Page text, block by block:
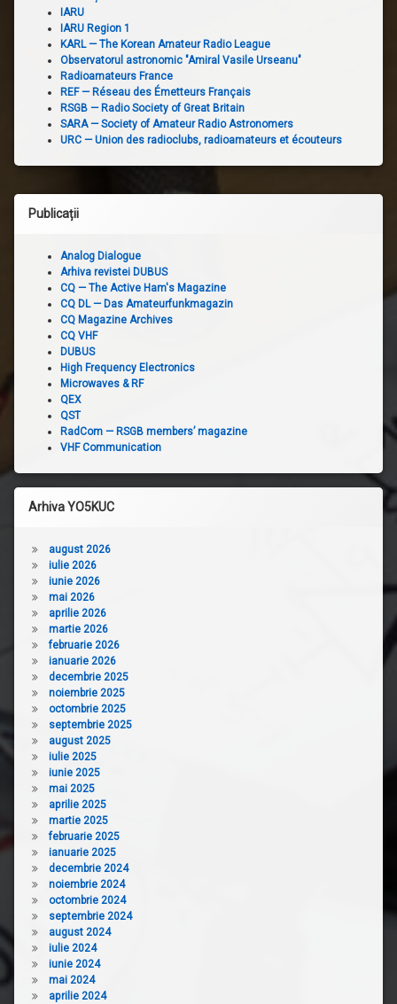
IARU
IARU Region 1
KARL — The Korean Amateur Radio League
Observatorul astronomic "Amiral Vasile Urseanu"
Radioamateurs France
REF — Réseau des Émetteurs Français
RSGB — Radio Society of Great Britain
SARA — Society of Amateur Radio Astronomers
URC — Union des radioclubs, radioamateurs et écouteurs
Publicații
Analog Dialogue
Arhiva revistei DUBUS
CQ — The Active Ham's Magazine
CQ DL — Das Amateurfunkmagazin
CQ Magazine Archives
CQ VHF
DUBUS
High Frequency Electronics
Microwaves & RF
QEX
QST
RadCom — RSGB members’ magazine
VHF Communication
Arhiva YO5KUC
august 2026
iulie 2026
iunie 2026
mai 2026
aprilie 2026
martie 2026
februarie 2026
ianuarie 2026
decembrie 2025
noiembrie 2025
octombrie 2025
septembrie 2025
august 2025
iulie 2025
iunie 2025
mai 2025
aprilie 2025
martie 2025
februarie 2025
ianuarie 2025
decembrie 2024
noiembrie 2024
octombrie 2024
septembrie 2024
august 2024
iulie 2024
iunie 2024
mai 2024
aprilie 2024